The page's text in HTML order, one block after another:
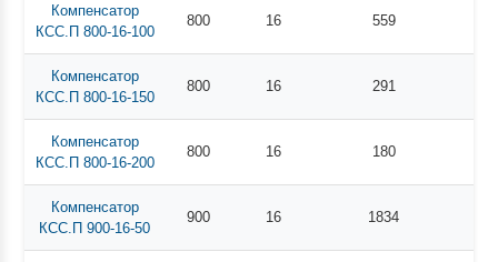
Компенсатор
КСС.П 800-16-100
800 16 559
Компенсатор
КСС.П 800-16-150
800 16 291
Компенсатор
КСС.П 800-16-200
800 16 180
Компенсатор
КСС.П 900-16-50
900 16 1834